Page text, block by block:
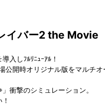
イバー2 the Movie
入しﾌﾙﾘﾆｭｰｱﾙ！
開時オリジナル版をマルチオ
衝撃のシミュレーション。